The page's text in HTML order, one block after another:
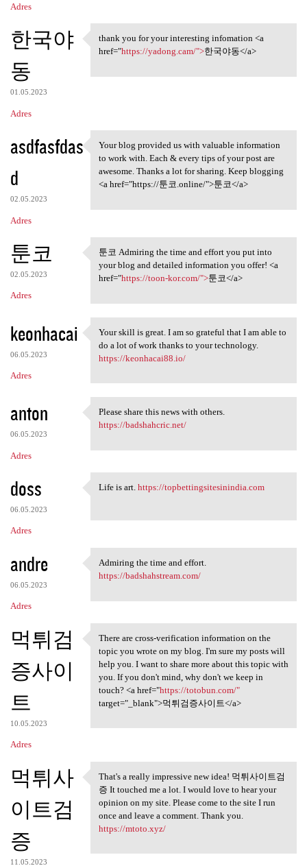
Adres
한국야
동
01.05.2023
Adres
thank you for your
thank you for your interesting infomation <a
href="https://yadong.cam/">한국야동</a>
asdfasfdas
d
02.05.2023
Adres
Your blog provided us with
Your blog provided us with valuable information
to work with. Each & every tips of your post are
awesome. Thanks a lot for sharing. Keep blogging
<a href="https://툰코.online/">툰코</a>
툰코
02.05.2023
Adres
툰코 Admiring the time and
툰코 Admiring the time and effort you put into
your blog and detailed information you offer! <a
href="https://toon-kor.com/">툰코</a>
keonhacai
06.05.2023
Adres
Your skill is great. I am so
Your skill is great. I am so grateful that I am able to
do a lot of work thanks to your technology.
https://keonhacai88.io/
anton
06.05.2023
Adres
Please share this news with
Please share this news with others.
https://badshahcric.net/
doss
06.05.2023
Adres
Life is art. https:/
Life is art. https://topbettingsitesinindia.com
andre
06.05.2023
Adres
Admiring the time and effort.
Admiring the time and effort.
https://badshahstream.com/
먹튀검
증사이
트
10.05.2023
Adres
There are cross-verification
There are cross-verification information on the
topic you wrote on my blog. I'm sure my posts will
help you. I want to share more about this topic with
you. If you don't mind, why don't we keep in
touch? <a href="https://totobun.com/"
target="_blank">먹튀검증사이트</a>
먹튀사
이트검
증
11.05.2023
That's a really impressive
That's a really impressive new idea! 먹튀사이트검
증 It touched me a lot. I would love to hear your
opinion on my site. Please come to the site I run
once and leave a comment. Thank you.
https://mtoto.xyz/